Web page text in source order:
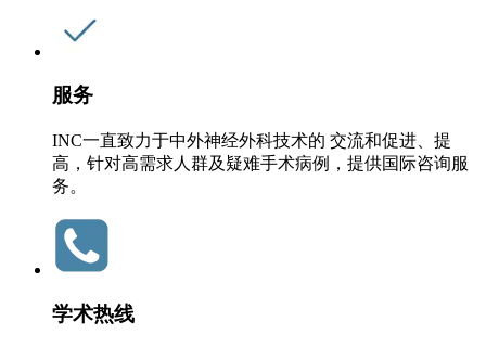
服务
INC一直致力于中外神经外科技术的 交流和促进、提
高，针对高需求人群及疑难手术病例，提供国际咨询服
务。
学术热线